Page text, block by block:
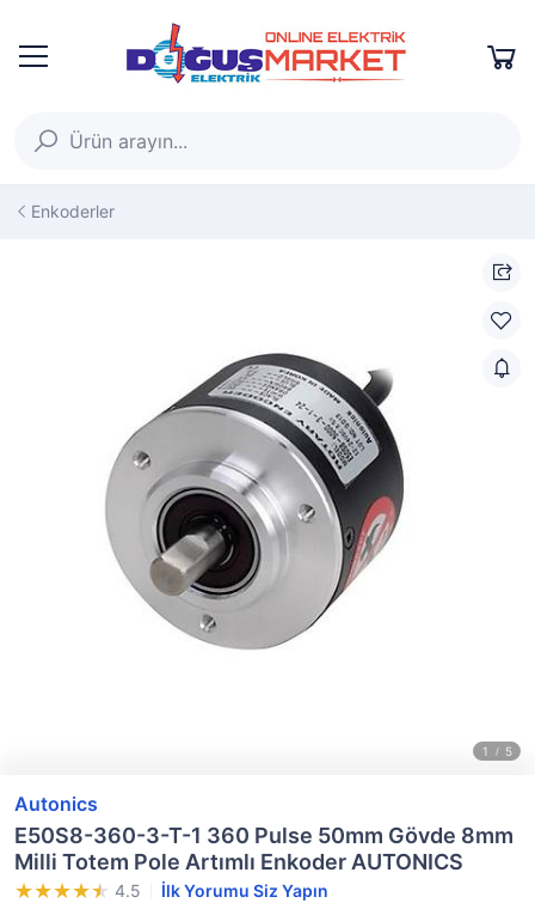
Enkoderler
Autonics
E50S8-360-3-T-1 360 Pulse 50mm Gövde 8mm
Milli Totem Pole Artımlı Enkoder AUTONICS
4.5 İlk Yorumu Siz Yapın